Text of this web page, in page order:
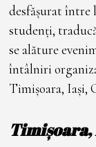
desfășurat între
studenți,
se alăture
întâlniri
Timișoara, Iași,
Timișoara,